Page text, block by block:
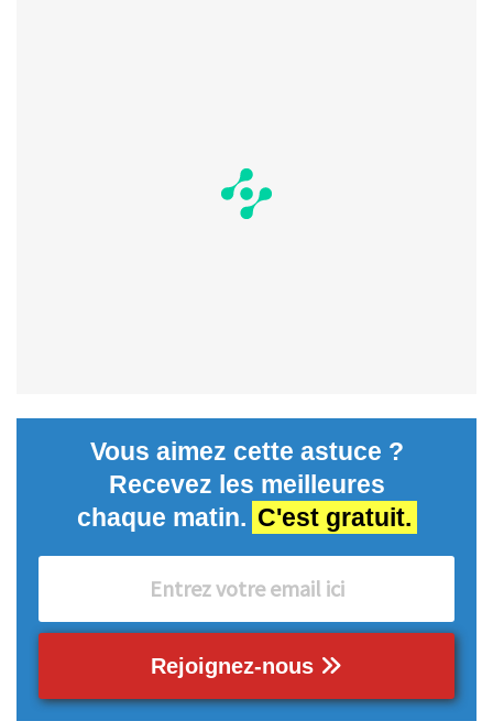
Vous aimez cette astuce ?
Recevez les meilleures
chaque matin. C'est gratuit.
Rejoignez-nous